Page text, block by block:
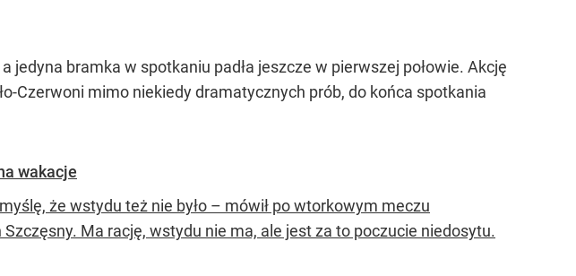
a jedyna bramka w spotkaniu padła jeszcze w pierwszej połowie. Akcję
Czerwoni mimo niekiedy dramatycznych prób, do końca spotkania
wakacje
że wstydu też nie było – mówił po wtorkowym meczu
Ma rację, wstydu nie ma, ale jest za to poczucie niedosytu.